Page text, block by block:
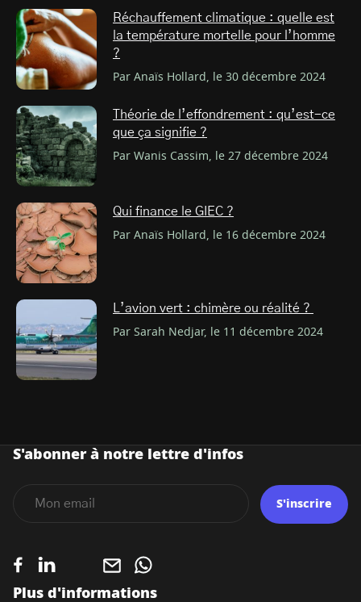
Réchauffement climatique : quelle est
la température mortelle pour l’homme
?
Par Anaïs Hollard, le 30 décembre 2024
Théorie de l’effondrement : qu’est-ce
que ça signifie ?
Par Wanis Cassim, le 27 décembre 2024
Qui finance le GIEC ?
Par Anaïs Hollard, le 16 décembre 2024
L’avion vert : chimère ou réalité ?
Par Sarah Nedjar, le 11 décembre 2024
Plus d'informations
S'abonner à notre lettre d'infos
S'inscrire